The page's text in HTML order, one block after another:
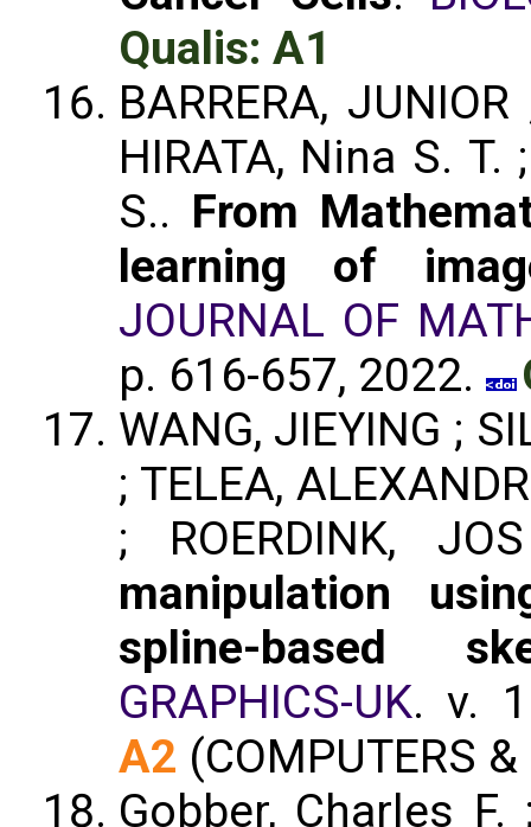
Qualis: A1
BARRERA,
HIRATA, Nina S. T.
S.. From
learning of
JOURNAL OF
p. 616-657, 2022.
WANG, JIEYING ;
; TELEA,
; ROERDINK,
manipulation
spline-based
GRAPHICS-UK. v.
A2 (COMPUTERS
Gobber, Charles F.